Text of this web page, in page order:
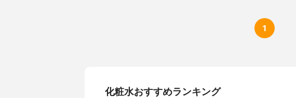
1
化粧水おすすめランキング